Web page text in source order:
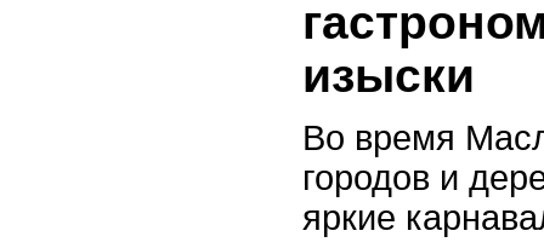
изыски
Во время
городов и
яркие